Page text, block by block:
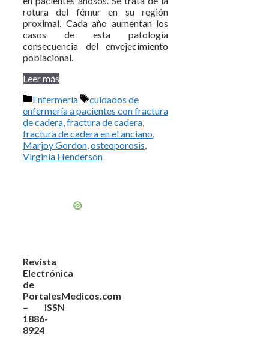
rotura del fémur en su región
proximal. Cada año aumentan los
casos de esta patología
consecuencia del envejecimiento
poblacional.
Leer más
Categorías
Enfermería Etiquetas
cuidados de
enfermería a pacientes con fractura
de cadera fractura de cadera
fractura de cadera en el anciano
Marjoy Gordon osteoporosis
Virginia Henderson
Revista
Electrónica
de
PortalesMedicos.com
– ISSN
1886-
8924